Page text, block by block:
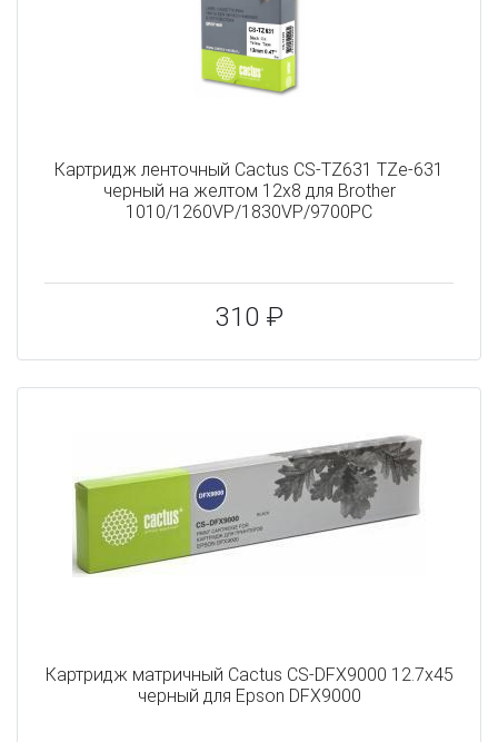
Картридж ленточный Cactus CS-TZ631 TZe-631
черный на желтом 12x8 для Brother
1010/1260VP/1830VP/9700PC
310 ₽
Картридж матричный Cactus CS-DFX9000 12.7x45
черный для Epson DFX9000